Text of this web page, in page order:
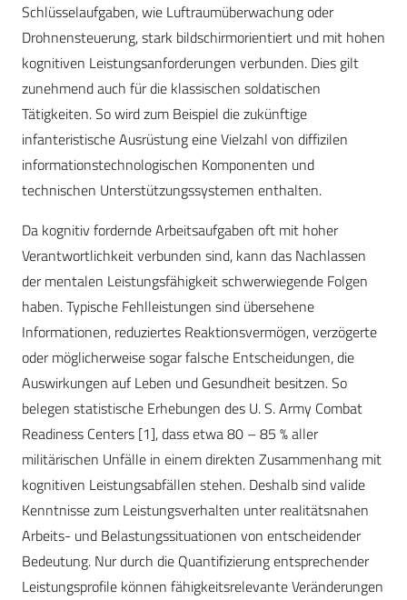
Schlüsselaufgaben, wie Luftraumüberwachung oder
Drohnensteuerung, stark bildschirmorientiert und mit hohen
kognitiven Leistungsanforderungen verbunden. Dies gilt
zunehmend auch für die klassischen soldatischen
Tätigkeiten. So wird zum Beispiel die zukünftige
infanteristische Ausrüstung eine Vielzahl von diffizilen
informationstechnologischen Komponenten und
technischen Unterstützungssystemen enthalten.
Da kognitiv fordernde Arbeitsaufgaben oft mit hoher
Verantwortlichkeit verbunden sind, kann das Nachlassen
der mentalen Leistungsfähigkeit schwerwiegende Folgen
haben. Typische Fehlleistungen sind übersehene
Informationen, reduziertes Reaktionsvermögen, verzögerte
oder möglicherweise sogar falsche Entscheidungen, die
Auswirkungen auf Leben und Gesundheit besitzen. So
belegen statistische Erhebungen des U. S. Army Combat
Readiness Centers [1], dass etwa 80 – 85 % aller
militärischen Unfälle in einem direkten Zusammenhang mit
kognitiven Leistungsabfällen stehen. Deshalb sind valide
Kenntnisse zum Leistungsverhalten unter realitätsnahen
Arbeits- und Belastungssituationen von entscheidender
Bedeutung. Nur durch die Quantifizierung entsprechender
Leistungsprofile können fähigkeitsrelevante Veränderungen